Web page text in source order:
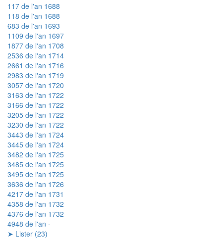
117 de l'an 1688
118 de l'an 1688
683 de l'an 1693
1109 de l'an 1697
1877 de l'an 1708
2536 de l'an 1714
2661 de l'an 1716
2983 de l'an 1719
3057 de l'an 1720
3163 de l'an 1722
3166 de l'an 1722
3205 de l'an 1722
3230 de l'an 1722
3443 de l'an 1724
3445 de l'an 1724
3482 de l'an 1725
3485 de l'an 1725
3495 de l'an 1725
3636 de l'an 1726
4217 de l'an 1731
4358 de l'an 1732
4376 de l'an 1732
4948 de l'an -
➤ Lister (23)